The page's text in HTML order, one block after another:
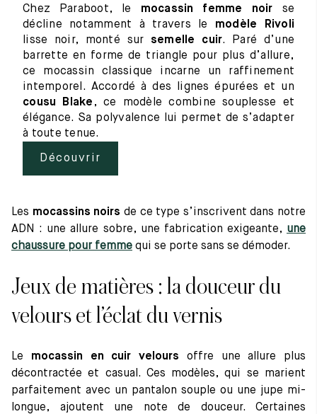
Chez Paraboot, le mocassin femme noir se
décline notamment à travers le modèle
Rivoli
lisse noir, monté sur semelle cuir. Paré d’une
barrette en forme de triangle pour plus d’allure,
ce mocassin classique incarne un raffinement
intemporel. Accordé à des lignes épurées et un
cousu Blake , ce modèle combine souplesse et
élégance. Sa polyvalence lui permet de s’adapter
à toute tenue.
Découvrir
Les mocassins noirs de ce type s’inscrivent dans notre
ADN : une allure sobre, une fabrication exigeante, une
chaussure pour femme qui se porte sans se démoder.
Jeux de matières : la douceur du
velours et l’éclat du vernis
Le mocassin en cuir velours offre une allure plus
décontractée et casual. Ces modèles, qui se marient
parfaitement avec un pantalon souple ou une jupe mi-
longue, ajoutent une note de douceur. Certaines